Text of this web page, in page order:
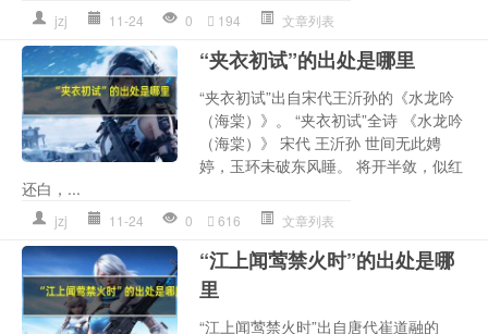
jzj 11-24 0 194 文章列表
“夹衣初试”的出处是哪里
“夹衣初试”出自宋代王沂孙的《水龙吟
（海棠）》。 “夹衣初试”全诗 《水龙吟
（海棠）》 宋代 王沂孙 世间无此娉
婷，玉环未破东风睡。 将开半敛，似红
还白，...
jzj 11-24 0 616 文章列表
“江上闻莺禁火时”的出处是哪
里
“江上闻莺禁火时”出自唐代崔道融的